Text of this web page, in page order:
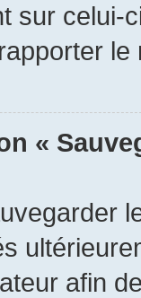
sur
le
«
afin